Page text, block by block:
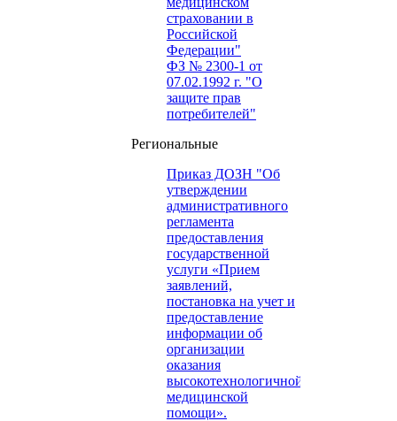
страховании в
Российской
Федерации"
ФЗ № 2300-1 от
07.02.1992 г. "О
защите прав
потребителей"
Региональные
Приказ ДОЗН "Об
утверждении
административного
регламента
предоставления
государственной
услуги «Прием
заявлений,
постановка на учет и
предоставление
информации об
организации
оказания
высокотехнологичной
медицинской
помощи».